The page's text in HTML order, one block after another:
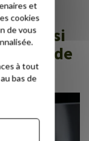
aussi
nuit de
et
cookies
de vous
à tout
bas de